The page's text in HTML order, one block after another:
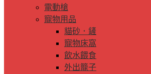
電動槍
寵物用品
貓砂．鏟
寵物床窩
飲水餵食
外出籠子